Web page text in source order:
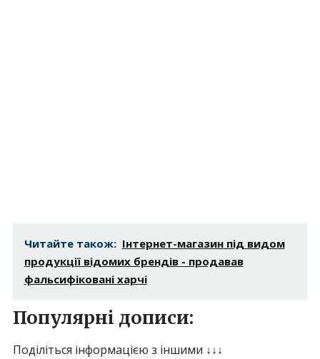
Читайте також: Інтернет-магазин під видом
продукції відомих брендів - продавав
фальсифіковані харчі
Популярні дописи:
Поділіться інформацією з іншими ↓↓↓